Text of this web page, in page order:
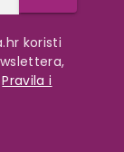
koristi
Pravila i